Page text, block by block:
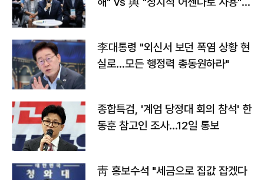
李대통령 "외신서 보던 폭염 상황 현
실로…모든 행정력 총동원하라"
종합특검, '계엄 당정대 회의 참석' 한
동훈 참고인 조사...12일 통보
靑 홍보수석 "세금으로 집값 잡겠다